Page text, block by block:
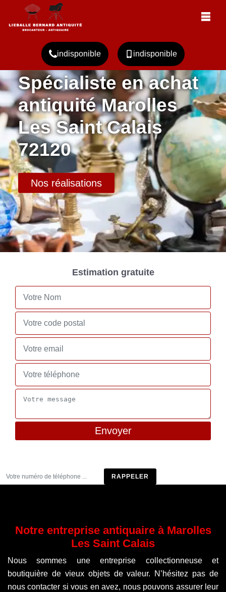
indisponible indisponible
Spécialiste en achat
antiquité Marolles
Les Saint Calais
72120
Nos réalisations
Estimation gratuite
Notre entreprise antiquaire à Marolles
Les Saint Calais
Nous sommes une entreprise collectionneuse et
boutiquière de vieux objets de valeur. N’hésitez pas de
nous contacter si vous en avez, nous pouvons assurer leur